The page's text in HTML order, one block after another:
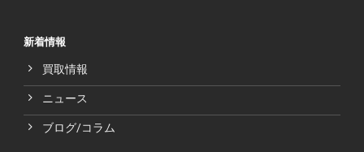
新着情報
買取情報
ニュース
ブログ/コラム